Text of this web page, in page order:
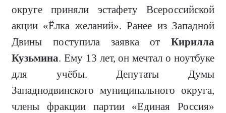
округе приняли эстафету Всероссийской
акции «Ёлка желаний». Ранее из Западной
Двины поступила заявка от Кирилла
Кузьмина. Ему 13 лет, он мечтал о ноутбуке
для учёбы. Депутаты Думы
Западнодвинского муниципального округа,
члены фракции партии «Единая Россия»